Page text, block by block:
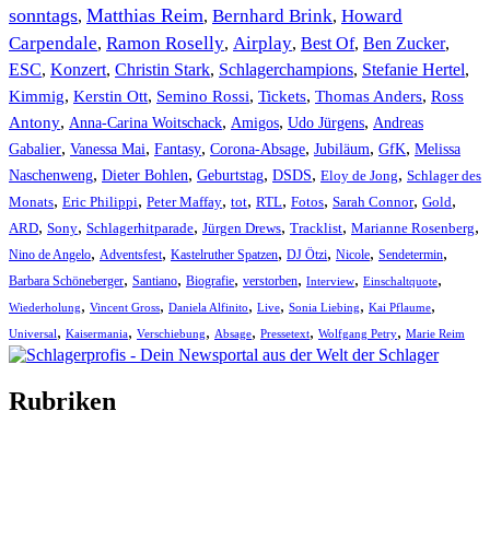
sonntags, Matthias Reim, Bernhard Brink, Howard
Carpendale, Ramon Roselly, Airplay, Best Of, Ben Zucker,
ESC, Konzert, Christin Stark, Schlagerchampions, Stefanie Hertel,
Kimmig, Kerstin Ott, Semino Rossi, Tickets, Thomas Anders, Ross
Antony, Anna-Carina Woitschack, Amigos, Udo Jürgens, Andreas
Gabalier, Vanessa Mai, Fantasy, Corona-Absage, Jubiläum, GfK, Melissa
Naschenweng, Dieter Bohlen, Geburtstag, DSDS, Eloy de Jong, Schlager des
Monats, Eric Philippi, Peter Maffay, tot, RTL, Fotos, Sarah Connor, Gold,
ARD, Sony, Schlagerhitparade, Jürgen Drews, Tracklist, Marianne Rosenberg,
Nino de Angelo, Adventsfest, Kastelruther Spatzen, DJ Ötzi, Nicole, Sendetermin,
Barbara Schöneberger, Santiano, Biografie, verstorben, Interview, Einschaltquote,
Wiederholung, Vincent Gross, Daniela Alfinito, Live, Sonia Liebing, Kai Pflaume,
Universal, Kaisermania, Verschiebung, Absage, Pressetext, Wolfgang Petry, Marie Reim
Rubriken